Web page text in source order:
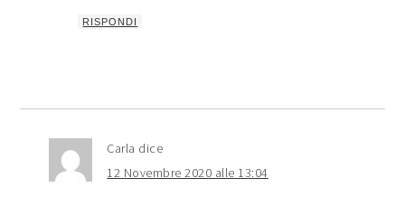
RISPONDI
Carla dice
12 Novembre 2020 alle 13:04